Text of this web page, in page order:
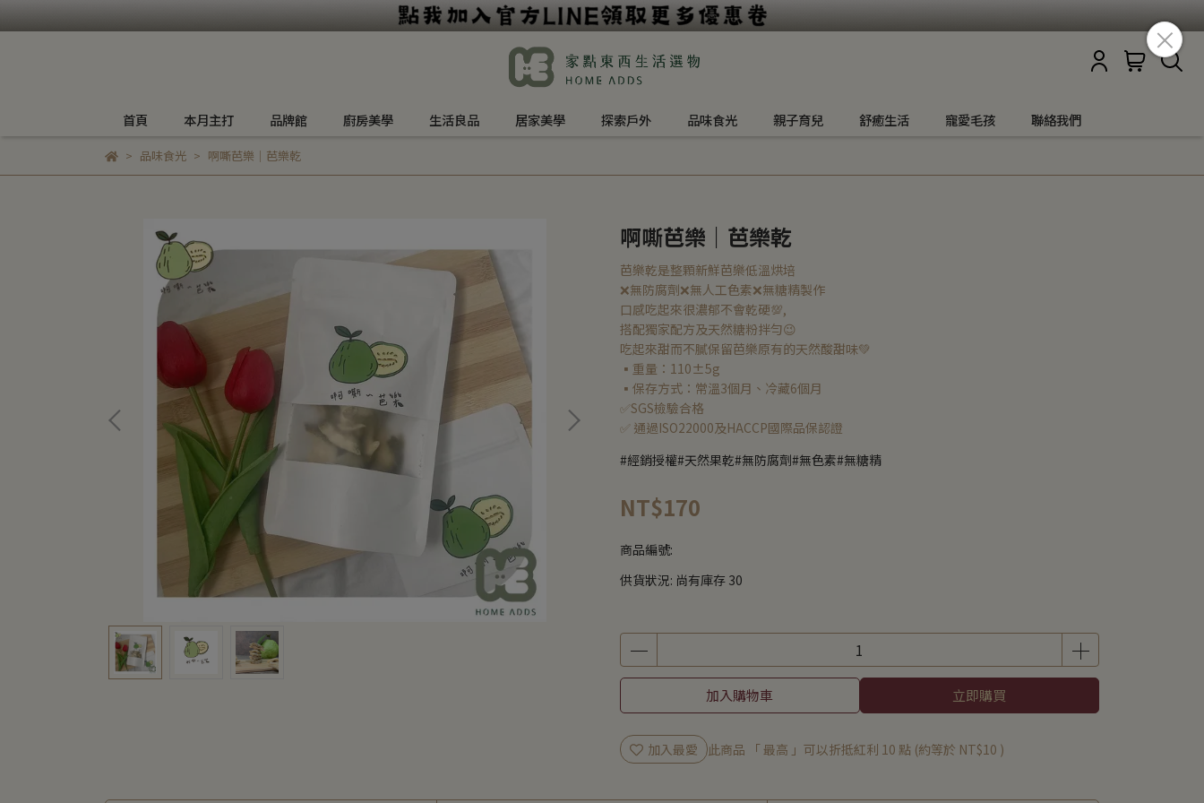
首頁 本月主打 品牌館 廚房美學 生活良品 居家美學 探索戶外 品味食光 親子育兒 舒癒生活 寵愛毛孩 聯絡我們
品味食光 啊嘶芭樂｜芭樂乾
啊嘶芭樂｜芭樂乾
芭樂乾是整顆新鮮芭樂低溫烘培
❌無防腐劑❌無人工色素❌無糖精製作
口感吃起來很濃郁不會乾硬💯,
搭配獨家配方及天然糖粉拌勻😉
吃起來甜而不膩保留芭樂原有的天然酸甜味💚
▪️重量：110±5g
▪保存方式：常溫3個月、冷藏6個月
✅SGS檢驗合格
✅ 通過ISO22000及HACCP國際品保認證
#經銷授權#天然果乾#無防腐劑#無色素#無糖精
NT$170
商品編號:
供貨狀況: 尚有庫存 30
加入購物車 立即購買
加入最愛 此商品 「 最高 」可以折抵紅利 10 點 (約等於 NT$10 )